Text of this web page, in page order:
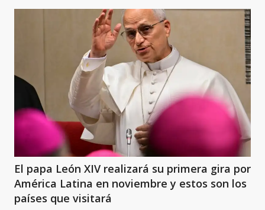
El papa León XIV realizará su primera gira por
América Latina en noviembre y estos son los
países que visitará